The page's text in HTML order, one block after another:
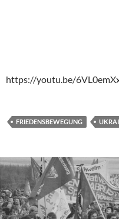
https://youtu.be/
FRIEDENSBEWEGUNG